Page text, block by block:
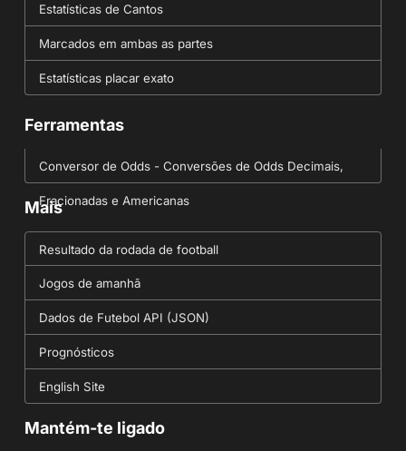
Estatísticas de Cantos
Marcados em ambas as partes
Estatísticas placar exato
Ferramentas
Conversor de Odds - Conversões de Odds Decimais,
Fracionadas e Americanas
Mais
Resultado da rodada de football
Jogos de amanhã
Dados de Futebol API (JSON)
Prognósticos
English Site
Mantém-te ligado